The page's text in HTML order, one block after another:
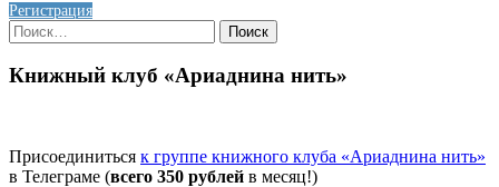
Регистрация
Найти:
Книжный клуб «Ариаднина нить»
Присоединиться к группе книжного клуба «Ариаднина нить»
в Телеграме (всего 350 рублей в месяц!)